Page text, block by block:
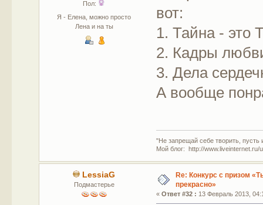
Пол:
Я - Елена, можно просто
Лена и на ты
вот:
1. Тайна - это
2. Кадры
3. Дела
А вообще
"Не запрещай себе творить,
Мой блог: http://www.liveinternet.ru/
LessiaG
Подмастерье
Re: Конкурс с призом
прекрасно»
«Ответ #32 : 13 Февраль 2013,